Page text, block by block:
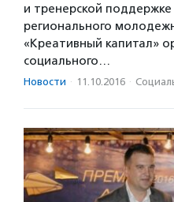
и тренерской
регионального
«Креативный капитал»
социального…
Новости · 11.10.2016 ·